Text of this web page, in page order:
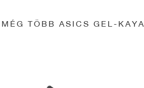
MÉG TÖBB ASICS GEL-